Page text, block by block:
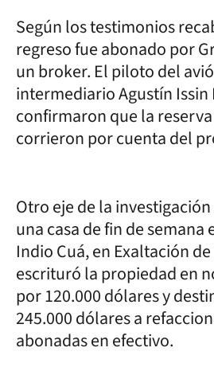
Según los testimonios
regreso fue abonado por
un broker. El piloto del
intermediario Agustín Issin
confirmaron que la
corrieron por cuenta del
Otro eje de la
una casa de fin de
Indio Cuá, en Exaltación
escrituró la propiedad en
por 120.000 dólares y
245.000 dólares a
abonadas en efectivo.